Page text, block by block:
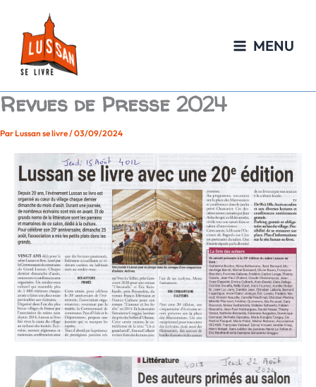
contenu
MENU
Revues de Presse 2024
ParLussan se livre/03/09/2024